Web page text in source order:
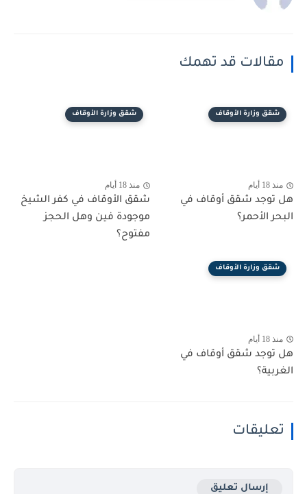
مقالات قد تهمك
شقق وزارة الأوقاف
منذ 18 أيام
هل توجد شقق أوقاف في
البحر الأحمر؟
شقق وزارة الأوقاف
منذ 18 أيام
شقق الأوقاف في كفر الشيخ
موجودة فين وهل الحجز
مفتوح؟
شقق وزارة الأوقاف
منذ 18 أيام
هل توجد شقق أوقاف في
الغربية؟
تعليقات
إرسال تعليق